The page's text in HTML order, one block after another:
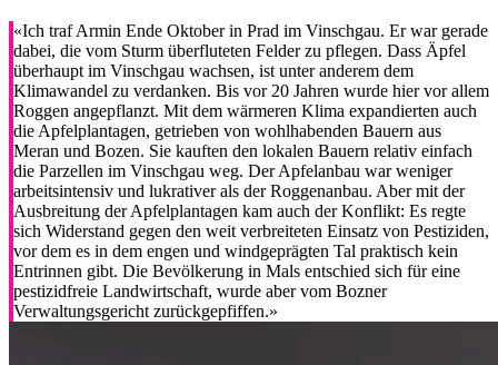
«Ich traf Armin Ende Oktober in Prad im Vinschgau. Er war gerade
dabei, die vom Sturm überfluteten Felder zu pflegen. Dass Äpfel
überhaupt im Vinschgau wachsen, ist unter anderem dem
Klimawandel zu verdanken. Bis vor 20 Jahren wurde hier vor allem
Roggen angepflanzt. Mit dem wärmeren Klima expandierten auch
die Apfelplantagen, getrieben von wohlhabenden Bauern aus
Meran und Bozen. Sie kauften den lokalen Bauern relativ einfach
die Parzellen im Vinschgau weg. Der Apfelanbau war weniger
arbeitsintensiv und lukrativer als der Roggenanbau. Aber mit der
Ausbreitung der Apfelplantagen kam auch der Konflikt: Es regte
sich Widerstand gegen den weit verbreiteten Einsatz von Pestiziden,
vor dem es in dem engen und windgeprägten Tal praktisch kein
Entrinnen gibt. Die Bevölkerung in Mals entschied sich für eine
pestizidfreie Landwirtschaft, wurde aber vom Bozner
Verwaltungsgericht zurückgepfiffen.»